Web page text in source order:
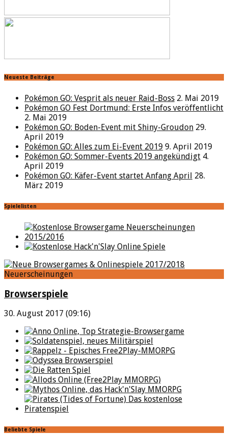
Neueste Beiträge
Pokémon GO: Vesprit als neuer Raid-Boss 2. Mai 2019
Pokémon GO Fest Dortmund: Erste Infos veröffentlicht
2. Mai 2019
Pokémon GO: Boden-Event mit Shiny-Groudon 29.
April 2019
Pokémon GO: Alles zum Ei-Event 2019 9. April 2019
Pokémon GO: Sommer-Events 2019 angekündigt 4.
April 2019
Pokémon GO: Käfer-Event startet Anfang April 28.
März 2019
Spielelisten
Neuerscheinungen
Browserspiele
30. August 2017 (09:16)
Beliebte Spiele